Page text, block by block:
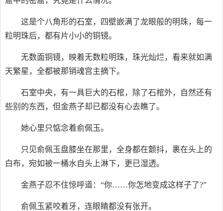
这是个八角形的石室，四壁嵌满了龙眼般的明珠，每一
粒明珠后，都有片小小的铜镜。
无数面铜镜，映着无数粒明珠，珠光灿烂，看来就如满
天繁星，全都被那销魂宫主摘下。
石室中央，有一具巨大的石棺，除了石棺外，自然还有
些别的东西，但金燕子却已都没有心去瞧了。
她心里只惦念着俞佩玉。
只见俞佩玉盘膝坐在那里，全身都在颤抖，裹在头上的
白布，宛如被一桶水自头上淋下，更已湿透。
金燕子忍不住惊呼道：“你……你怎地变成这样子了?”
俞佩玉紧咬着牙，连眼睛都没有张开。